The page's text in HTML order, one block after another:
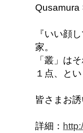
Qusamura
『いい顔
家。
「叢」は
１点、と
皆さまお
詳細：